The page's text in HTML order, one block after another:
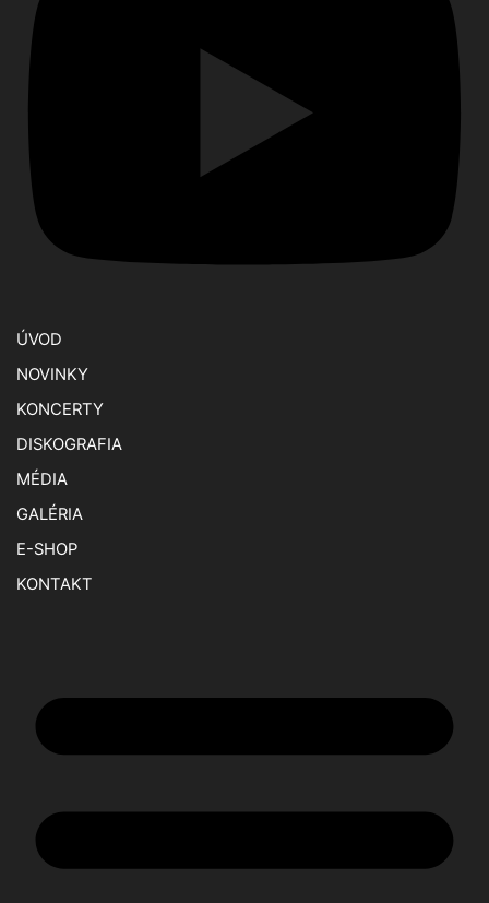
ÚVOD
NOVINKY
KONCERTY
DISKOGRAFIA
MÉDIA
GALÉRIA
E-SHOP
KONTAKT